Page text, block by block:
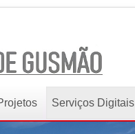
Serviços Digitais